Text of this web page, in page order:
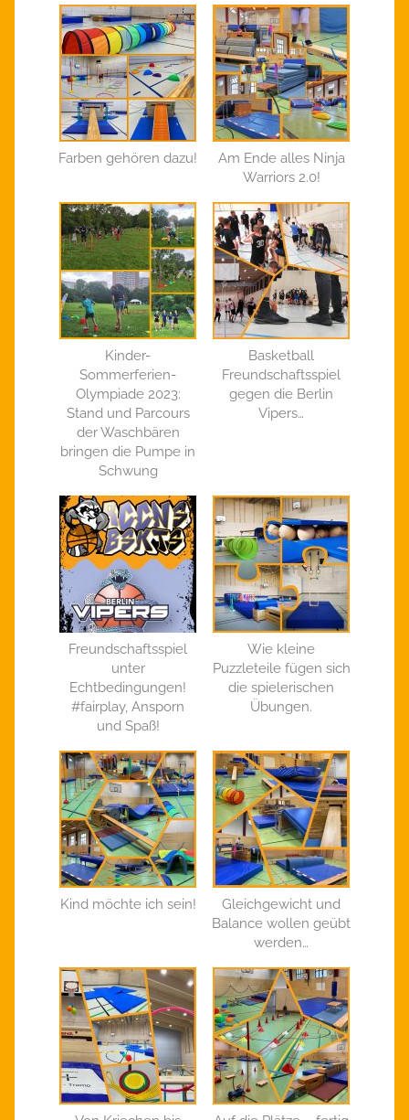
Farben gehören dazu!
Am Ende alles Ninja
Warriors 2.0!
Kinder-
Sommerferien-
Olympiade 2023:
Stand und Parcours
der Waschbären
bringen die Pumpe in
Schwung
Basketball
Freundschaftsspiel
gegen die Berlin
Vipers…
Freundschaftsspiel
unter
Echtbedingungen!
#fairplay, Ansporn
und Spaß!
Wie kleine
Puzzleteile fügen sich
die spielerischen
Übungen.
Kind möchte ich sein!
Gleichgewicht und
Balance wollen geübt
werden…